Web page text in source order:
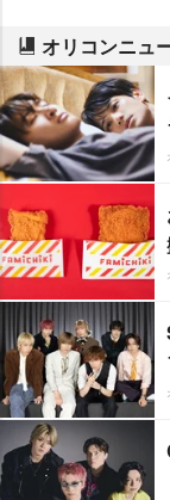
オリコンニュ